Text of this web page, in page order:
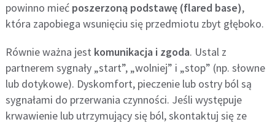
powinno mieć poszerzoną podstawę (flared base),
która zapobiega wsunięciu się przedmiotu zbyt głęboko.
Równie ważna jest komunikacja i zgoda. Ustal z
partnerem sygnały „start”, „wolniej” i „stop” (np. słowne
lub dotykowe). Dyskomfort, pieczenie lub ostry ból są
sygnałami do przerwania czynności. Jeśli występuje
krwawienie lub utrzymujący się ból, skontaktuj się ze